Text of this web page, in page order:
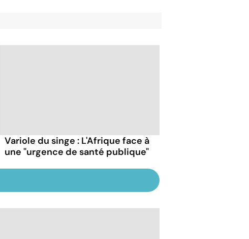
Variole du singe : L'Afrique face à
une "urgence de santé publique"